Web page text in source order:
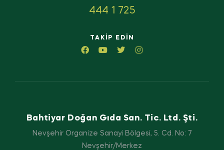
444 1 725
TAKIP EDIN
Bahtiyar Doğan Gıda San. Tic. Ltd. Şti.
Nevşehir Organize Sanayi Bölgesi, 5. Cd. No: 7
Nevşehir/Merkez